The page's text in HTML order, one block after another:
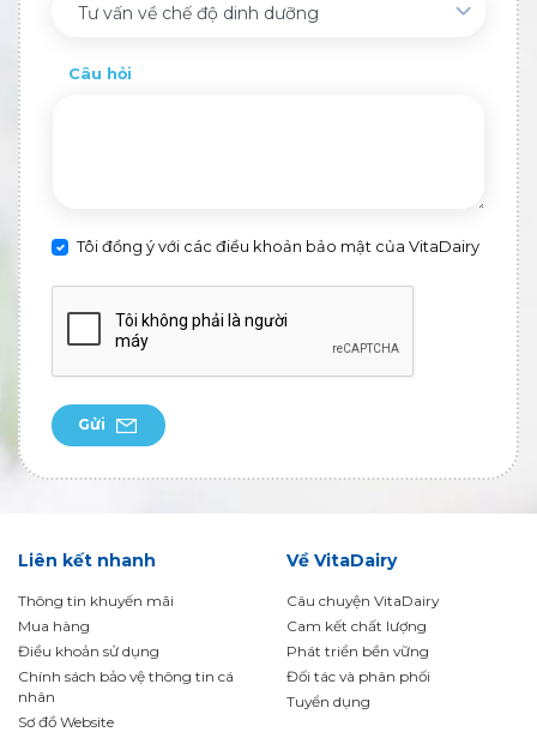
Tư vấn về chế độ dinh dưỡng
Câu hỏi
Tôi đồng ý với các điều khoản bảo mật của VitaDairy
Gửi
Liên kết nhanh
Thông tin khuyến mãi
Mua hàng
Điều khoản sử dụng
Chính sách bảo vệ thông tin cá
nhân
Sơ đồ Website
Về VitaDairy
Câu chuyện VitaDairy
Cam kết chất lượng
Phát triển bền vững
Đối tác và phân phối
Tuyển dụng